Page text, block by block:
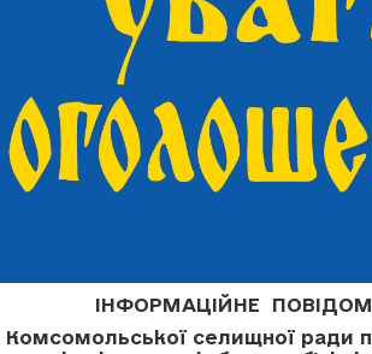
ІНФОРМАЦІЙНЕ
Комсомольської селищної ради